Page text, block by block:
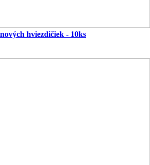
hviezdičiek - 10ks